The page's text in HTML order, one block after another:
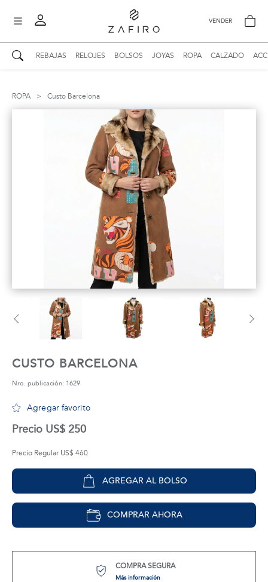
VENDER
REBAJAS RELOJES BOLSOS JOYAS ROPA CALZADO
Mis mensajes
ROPA > Custo Barcelona
CUSTO BARCELONA
Nro. publicación: 1629
Agregar favorito
Precio US$ 250
Precio Regular US$ 460
AGREGAR AL BOLSO
COMPRAR AHORA
COMPRA SEGURA
Más información